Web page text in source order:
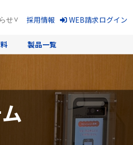
製品一覧
せ 採用情報 WEB請求ログイン